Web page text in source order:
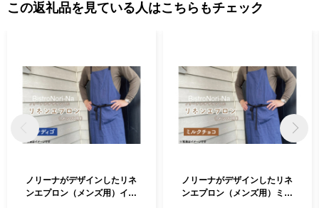
この返礼品を見ている人はこちらもチェック
ノリーナがデザインしたリネ
ンエプロン（メンズ用）イン
ノリーナがデザインしたリネ
ンエプロン（メンズ用）ミル